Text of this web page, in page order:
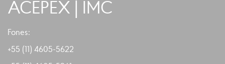
ACEPEX | IMC
Fones:
+55 (11) 4605-5622